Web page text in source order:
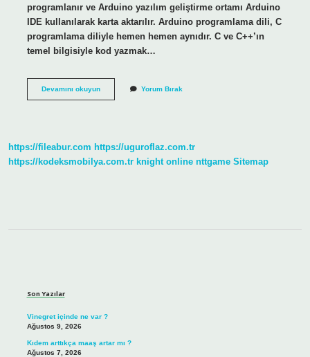
programlanır ve Arduino yazılım geliştirme ortamı Arduino
IDE kullanılarak karta aktarılır. Arduino programlama dili, C
programlama diliyle hemen hemen aynıdır. C ve C++’ın
temel bilgisiyle kod yazmak…
Devamını okuyunArduino
Yorum Bırak
https://fileabur.com https://uguroflaz.com.tr
https://kodeksmobilya.com.tr knight online nttgame Sitemap
Son Yazılar
Vinegret içinde ne var ?
Ağustos 9, 2026
Kıdem arttıkça maaş artar mı ?
Ağustos 7, 2026